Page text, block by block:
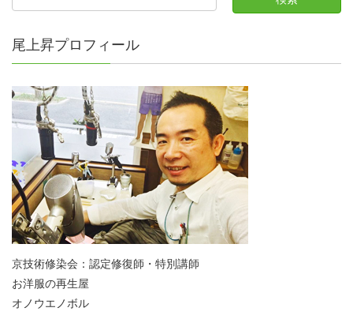
尾上昇プロフィール
京技術修染会：認定修復師・特別講師
お洋服の再生屋
オノウエノボル